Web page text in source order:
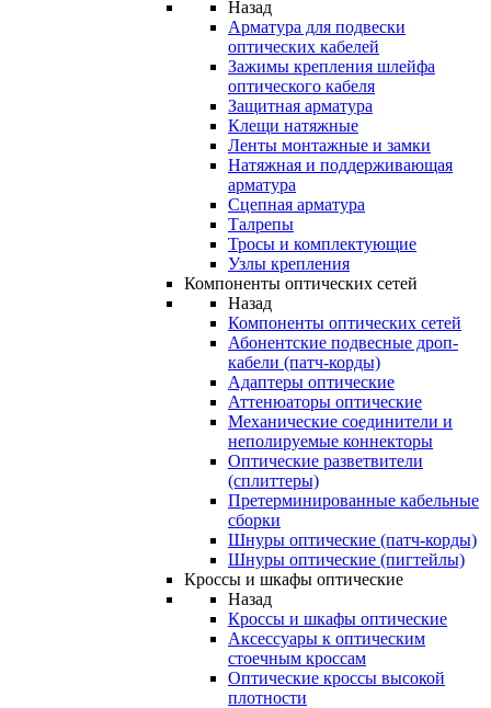
Назад
Арматура для подвески
оптических кабелей
Зажимы крепления шлейфа
оптического кабеля
Защитная арматура
Клещи натяжные
Ленты монтажные и замки
Натяжная и поддерживающая
арматура
Сцепная арматура
Талрепы
Тросы и комплектующие
Узлы крепления
Компоненты оптических сетей
Назад
Компоненты оптических сетей
Абонентские подвесные дроп-
кабели (патч-корды)
Адаптеры оптические
Аттенюаторы оптические
Механические соединители и
неполируемые коннекторы
Оптические разветвители
(сплиттеры)
Претерминированные кабельные
сборки
Шнуры оптические (патч-корды)
Шнуры оптические (пигтейлы)
Кроссы и шкафы оптические
Назад
Кроссы и шкафы оптические
Аксессуары к оптическим
стоечным кроссам
Оптические кроссы высокой
плотности